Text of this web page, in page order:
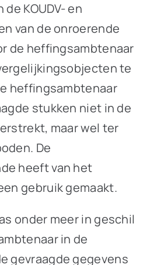
KOUDV- en
van de onroerende
de heffingsambtenaar
te
heffingsambtenaar
stukken niet in de
maar wel ter
De
heeft van het
gebruik gemaakt.
onder meer in geschil
in de
gevraagde gegevens